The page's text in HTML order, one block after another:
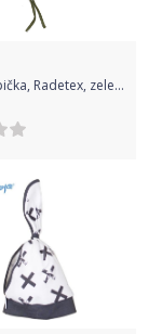
Dětská čepička, Radetex, zelený proužek s medvídkem